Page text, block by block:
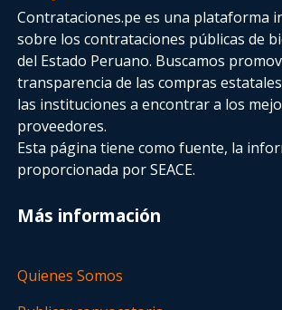
Contrataciones.pe es una plataforma
sobre los contrataciones públicas de
del Estado Peruano. Buscamos
transparencia de las compras
las instituciones a encontrar a los
proveedores.
Esta página tiene como fuente, la
proporcionada por SEACE.
Más información
Quienes Somos